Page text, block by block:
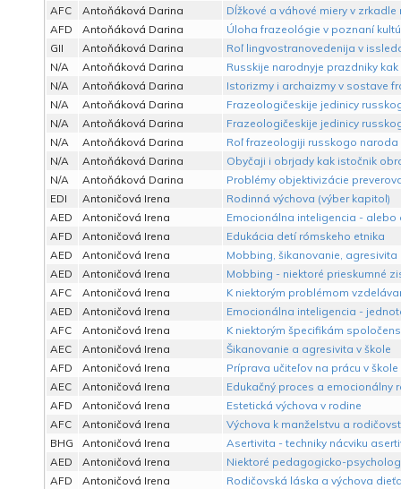
AFC
Antoňáková Darina
Dĺžkové a váhové miery v
AFD
Antoňáková Darina
Úloha frazeológie v poznaní
GII
Antoňáková Darina
Roľ lingvostranovedenija v
N/A
Antoňáková Darina
Russkije narodnyje prazdniky
N/A
Antoňáková Darina
Istorizmy i archaizmy v sostave
N/A
Antoňáková Darina
Frazeologičeskije jedinicy
N/A
Antoňáková Darina
Frazeologičeskije jedinicy
N/A
Antoňáková Darina
Roľ frazeologiji russkogo
N/A
Antoňáková Darina
Obyčaji i obrjady kak istočnik
N/A
Antoňáková Darina
Problémy objektivizácie
EDI
Antoničová Irena
Rodinná výchova (výber kapitol)
AED
Antoničová Irena
Emocionálna inteligencia -
AFD
Antoničová Irena
Edukácia detí rómskeho etnika
AED
Antoničová Irena
Mobbing, šikanovanie, agresivita
AED
Antoničová Irena
Mobbing - niektoré prieskumné
AFC
Antoničová Irena
K niektorým problémom
AED
Antoničová Irena
Emocionálna inteligencia -
AFC
Antoničová Irena
K niektorým špecifikám
AEC
Antoničová Irena
Šikanovanie a agresivita v škole
AFD
Antoničová Irena
Príprava učiteľov na prácu v
AEC
Antoničová Irena
Edukačný proces a emocionálny
AFD
Antoničová Irena
Estetická výchova v rodine
AFC
Antoničová Irena
Výchova k manželstvu a
BHG
Antoničová Irena
Asertivita - techniky nácviku
AED
Antoničová Irena
Niektoré pedagogicko-
AFD
Antoničová Irena
Rodičovská láska a výchova